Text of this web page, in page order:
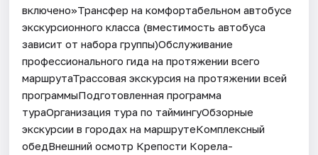
включено»Трансфер на комфортабельном автобусе
экскурсионного класса (вместимость автобуса
зависит от набора группы)Обслуживание
профессионального гида на протяжении всего
маршрутаТрассовая экскурсия на протяжении всей
программыПодготовленная программа
тураОрганизация тура по таймингуОбзорные
экскурсии в городах на маршрутеКомплексный
обедВнешний осмотр Крепости Корела-